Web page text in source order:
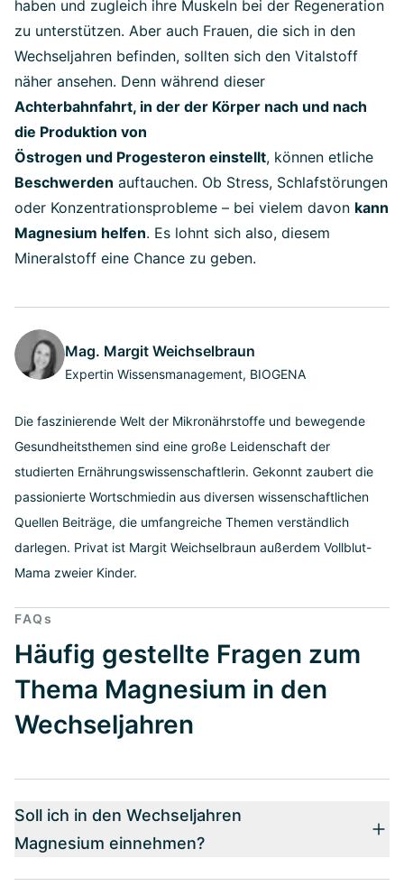
haben und zugleich ihre Muskeln bei der Regeneration
zu unterstützen. Aber auch Frauen, die sich in den
Wechseljahren befinden, sollten sich den Vitalstoff
näher ansehen. Denn während dieser
Achterbahnfahrt, in der der Körper nach und nach
die Produktion von
Östrogen und Progesteron einstellt, können etliche
Beschwerden auftauchen. Ob Stress, Schlafstörungen
oder Konzentrationsprobleme – bei vielem davon kann
Magnesium helfen. Es lohnt sich also, diesem
Mineralstoff eine Chance zu geben.
Mag. Margit Weichselbraun
Expertin Wissensmanagement, BIOGENA
Die faszinierende Welt der Mikronährstoffe und bewegende
Gesundheitsthemen sind eine große Leidenschaft der
studierten Ernährungswissenschaftlerin. Gekonnt zaubert die
passionierte Wortschmiedin aus diversen wissenschaftlichen
Quellen Beiträge, die umfangreiche Themen verständlich
darlegen. Privat ist Margit Weichselbraun außerdem Vollblut-
Mama zweier Kinder.
FAQs
Häufig gestellte Fragen zum
Thema Magnesium in den
Wechseljahren
Soll ich in den Wechseljahren
Magnesium einnehmen?